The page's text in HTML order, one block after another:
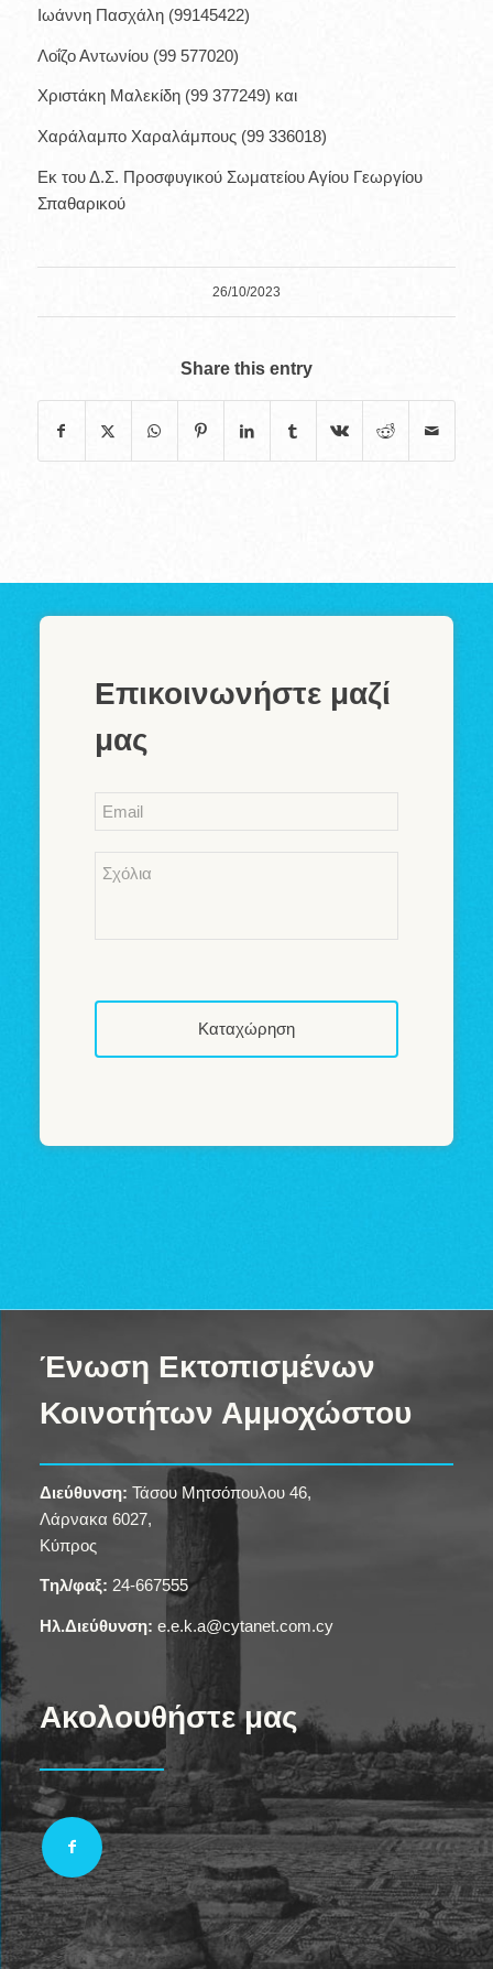
Ιωάννη Πασχάλη (99145422)
Λοΐζο Αντωνίου (99 577020)
Χριστάκη Μαλεκίδη (99 377249) και
Χαράλαμπο Χαραλάμπους (99 336018)
Εκ του Δ.Σ. Προσφυγικού Σωματείου Αγίου Γεωργίου
Σπαθαρικού
26/10/2023
Share this entry
Επικοινωνήστε μαζί
μας
Ένωση Εκτοπισμένων
Κοινοτήτων Αμμοχώστου
Διεύθυνση: Τάσου Μητσόπουλου 46,
Λάρνακα 6027,
Κύπρος
Tηλ/φαξ: 24-667555
Ηλ.Διεύθυνση: e.e.k.a@cytanet.com.cy
Ακολουθήστε μας